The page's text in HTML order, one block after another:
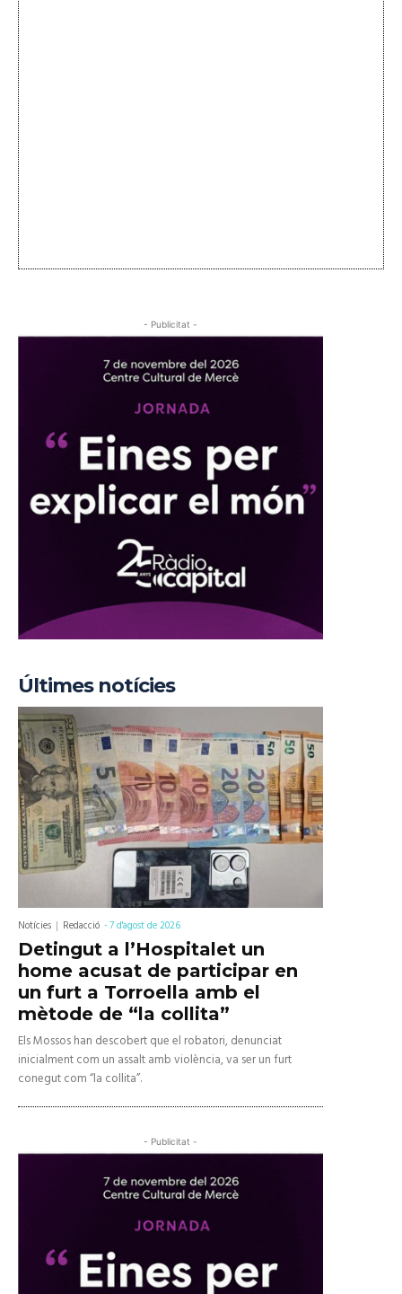
- Publicitat -
Últimes notícies
Notícies Redacció -7 d'agost de 2026
Detingut a l’Hospitalet un
home acusat de participar en
un furt a Torroella amb el
mètode de “la collita”
Els Mossos han descobert que el robatori, denunciat
inicialment com un assalt amb violència, va ser un furt
conegut com “la collita”.
- Publicitat -